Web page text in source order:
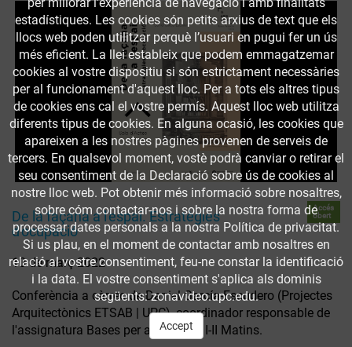
De la façana a l'espai. Estratègies
d'ocupació
Accés
obert
10 de març 2022
Conferència a càrrec de Daniel García-Escudero (Projectes
Arquitectònics ETSAB | UPC), coordinador responsable de
l'assignatura Bases per al Projecte I-II Matins.
estadístiques. Les cookies són petits arxius de text que els
llocs web poden utilitzar perquè l’usuari en pugui fer un ús
més eficient. La llei estableix que podem emmagatzemar
cookies al vostre dispositiu si són estrictament necessàries
per al funcionament d'aquest lloc. Per a tots els altres tipus
de cookies ens cal el vostre permís. Aquest lloc web utilitza
diferents tipus de cookies. En alguna ocasió, les cookies que
apareixen a les nostres pàgines provenen de serveis de
tercers. En qualsevol moment, vostè podrà canviar o retirar el
seu consentiment de la Declaració sobre ús de cookies al
nostre lloc web. Pot obtenir més informació sobre nosaltres,
sobre cóm contactar-nos i sobre la nostra forma de
processar dates personals a la nostra Política de privacitat.
Si us plau, en el moment de contactar amb nosaltres en
relació al vostre consentiment, feu-ne constar la identificació
i la data. El vostre consentiment s'aplica als dominis
següents: zonavideo.upc.edu.
Accept